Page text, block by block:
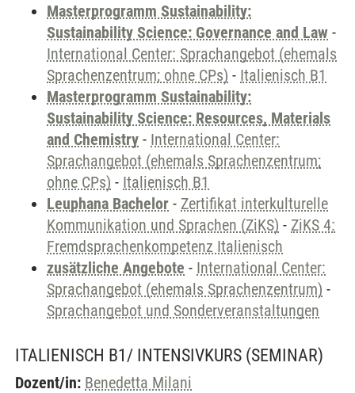
Masterprogramm Sustainability:
Sustainability Science: Governance and Law -
International Center: Sprachangebot (ehemals
Sprachenzentrum; ohne CPs) - Italienisch B1
Masterprogramm Sustainability:
Sustainability Science: Resources, Materials
and Chemistry - International Center:
Sprachangebot (ehemals Sprachenzentrum;
ohne CPs) - Italienisch B1
Leuphana Bachelor - Zertifikat interkulturelle
Kommunikation und Sprachen (ZiKS) - ZiKS 4:
Fremdsprachenkompetenz Italienisch
zusätzliche Angebote - International Center:
Sprachangebot (ehemals Sprachenzentrum) -
Sprachangebot und Sonderveranstaltungen
ITALIENISCH B1/ INTENSIVKURS (SEMINAR)
Dozent/in: Benedetta Milani